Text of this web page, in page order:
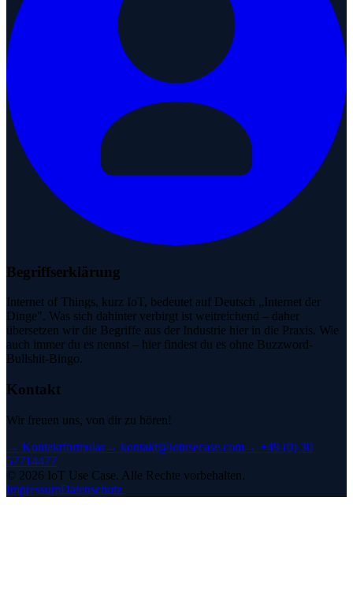
Begriffserklärung
Internet of Things, kurz IoT, bedeutet auf Deutsch „Internet der
Dinge". Was sich dahinter verbirgt ist weitreichend – daher
übersetzen wir die Begriffe aus der Industrie hier in die Praxis. Wie
auch immer du es nennst – hier findest du es ohne Buzzword-
Bullshit-Bingo.
Kontakt
Wir freuen uns, von dir zu hören!
→ Kontaktformular→ kontakt@iotusecase.com→ +49 (0) 30
57714477
© 2026 IoT Use Case. Alle Rechte vorbehalten.
ImpressumDatenschutz